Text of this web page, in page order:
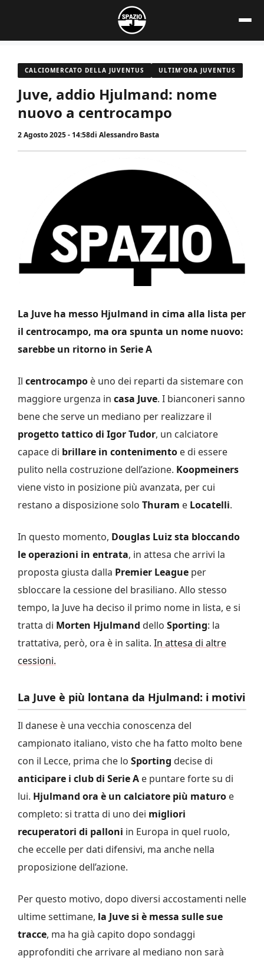
contenuto
CALCIOMERCATO DELLA JUVENTUS ULTIM'ORA JUVENTUS
Juve, addio Hjulmand: nome
nuovo a centrocampo
2 Agosto 2025 - 14:58di Alessandro Basta
La Juve ha messo Hjulmand in cima alla lista per
il centrocampo, ma ora spunta un nome nuovo:
sarebbe un ritorno in Serie A
Il centrocampo è uno dei reparti da sistemare con
maggiore urgenza in casa Juve. I bianconeri sanno
bene che serve un mediano per realizzare il
progetto tattico di Igor Tudor, un calciatore
capace di brillare in contenimento e di essere
pulito nella costruzione dell’azione. Koopmeiners
viene visto in posizione più avanzata, per cui
restano a disposizione solo Thuram e Locatelli.
In questo momento, Douglas Luiz sta bloccando
le operazioni in entrata, in attesa che arrivi la
proposta giusta dalla Premier League per
sbloccare la cessione del brasiliano. Allo stesso
tempo, la Juve ha deciso il primo nome in lista, e si
tratta di Morten Hjulmand dello Sporting: la
trattativa, però, ora è in salita. In attesa di altre
cessioni.
La Juve è più lontana da Hjulmand: i motivi
Il danese è una vecchia conoscenza del
campionato italiano, visto che ha fatto molto bene
con il Lecce, prima che lo Sporting decise di
anticipare i club di Serie A e puntare forte su di
lui. Hjulmand ora è un calciatore più maturo e
completo: si tratta di uno dei migliori
recuperatori di palloni in Europa in quel ruolo,
che eccelle per dati difensivi, ma anche nella
proposizione dell’azione.
Per questo motivo, dopo diversi accostamenti nelle
ultime settimane, la Juve si è messa sulle sue
tracce, ma ha già capito dopo sondaggi
approfonditi che arrivare al mediano non sarà